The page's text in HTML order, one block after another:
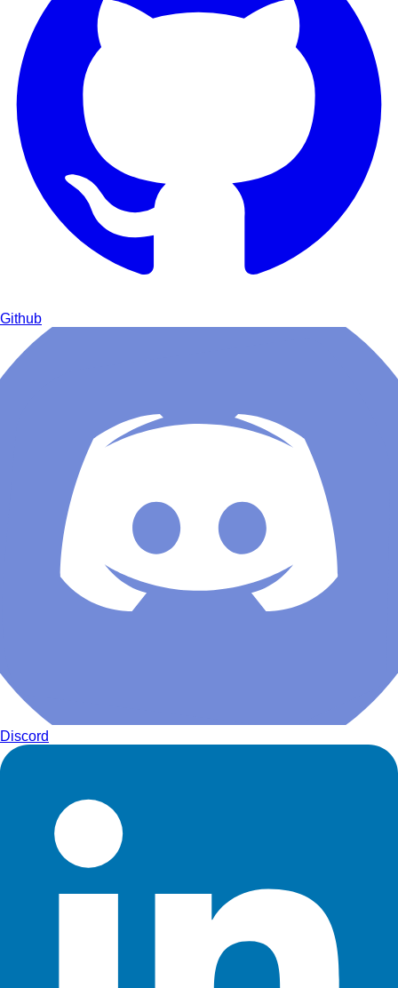
Github
Discord